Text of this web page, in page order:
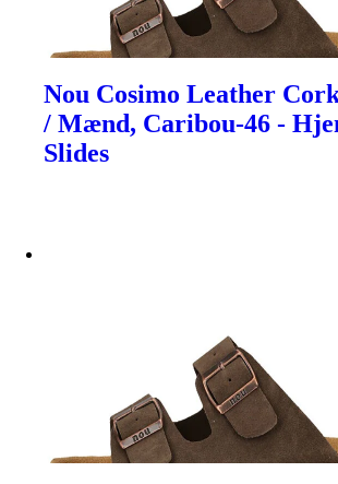
Nou Cosimo Leather
/ Mænd, Caribou-46 -
Slides